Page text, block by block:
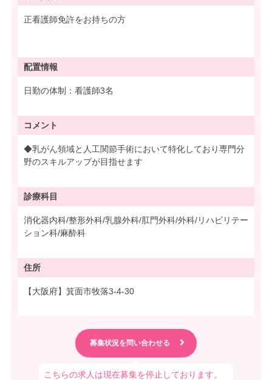
正看護師免許をお持ちの方
配置情報
日勤の体制：看護師3名
コメント
◆乳がん領域と人工関節手術において特化しており専門分
野のスキルアップが目指せます
診療科目
消化器内科/整形外科/乳腺外科/肛門外科/外科/リハビリテー
ション科/麻酔科
住所
【大阪府】箕面市牧落3-4-30
こちらの求人は現在募集を停止しております。